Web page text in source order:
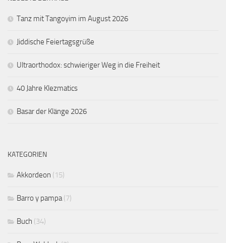
Tanz mit Tangoyim im August 2026
Jiddische Feiertagsgrüße
Ultraorthodox: schwieriger Weg in die Freiheit
40 Jahre Klezmatics
Basar der Klänge 2026
KATEGORIEN
Akkordeon (15)
Barro y pampa(7)
Buch (34)